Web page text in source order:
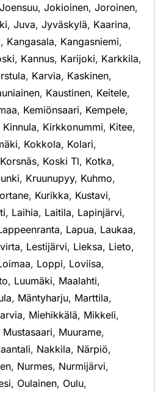
Joensuu, Jokioinen, Joroinen,
, Juva, Jyväskylä, Kaarina,
, Kangasala, Kangasniemi,
, Kannus, Karijoki, Karkkila,
, Karvia, Kaskinen,
, Kaustinen, Keitele,
, Kemiönsaari, Kempele,
Kinnula, Kirkkonummi, Kitee,
, Kokkola, Kolari,
Korsnäs, Koski Tl, Kotka,
, Kruunupyy, Kuhmo,
, Kurikka, Kustavi,
, Laihia, Laitila, Lapinjärvi,
, Lapua, Laukaa,
, Lestijärvi, Lieksa, Lieto,
, Loppi, Loviisa,
, Luumäki, Maalahti,
, Mäntyharju, Marttila,
, Miehikkälä, Mikkeli,
Mustasaari, Muurame,
, Nakkila, Närpiö,
, Nurmes, Nurmijärvi,
, Oulainen, Oulu,